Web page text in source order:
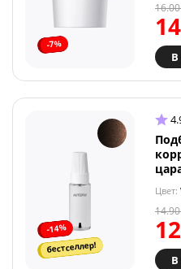
-7%
16.00
-14%
бестселлер!
Цвет:
14.90